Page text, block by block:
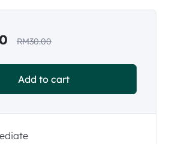
RM30.00
Add to cart